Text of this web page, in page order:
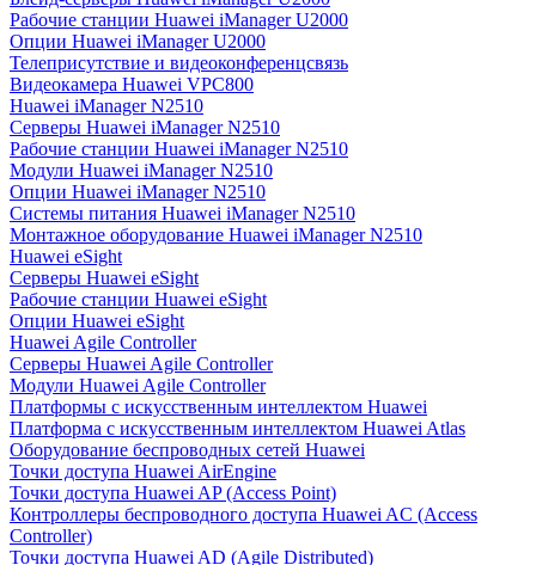
Рабочие станции Huawei iManager U2000
Опции Huawei iManager U2000
Телеприсутствие и видеоконференцсвязь
Видеокамера Huawei VPC800
Huawei iManager N2510
Серверы Huawei iManager N2510
Рабочие станции Huawei iManager N2510
Модули Huawei iManager N2510
Опции Huawei iManager N2510
Системы питания Huawei iManager N2510
Монтажное оборудование Huawei iManager N2510
Huawei eSight
Серверы Huawei eSight
Рабочие станции Huawei eSight
Опции Huawei eSight
Huawei Agile Controller
Серверы Huawei Agile Controller
Модули Huawei Agile Controller
Платформы с искусственным интеллектом Huawei
Платформа с искусственным интеллектом Huawei Atlas
Оборудование беспроводных сетей Huawei
Точки доступа Huawei AirEngine
Точки доступа Huawei AP (Access Point)
Контроллеры беспроводного доступа Huawei AC (Access
Controller)
Точки доступа Huawei AD (Agile Distributed)